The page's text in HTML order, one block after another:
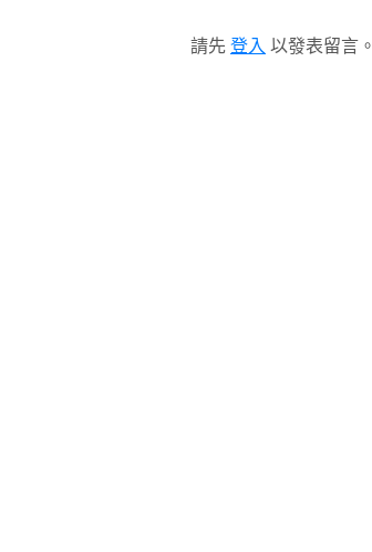
請先 登入 以發表留言。